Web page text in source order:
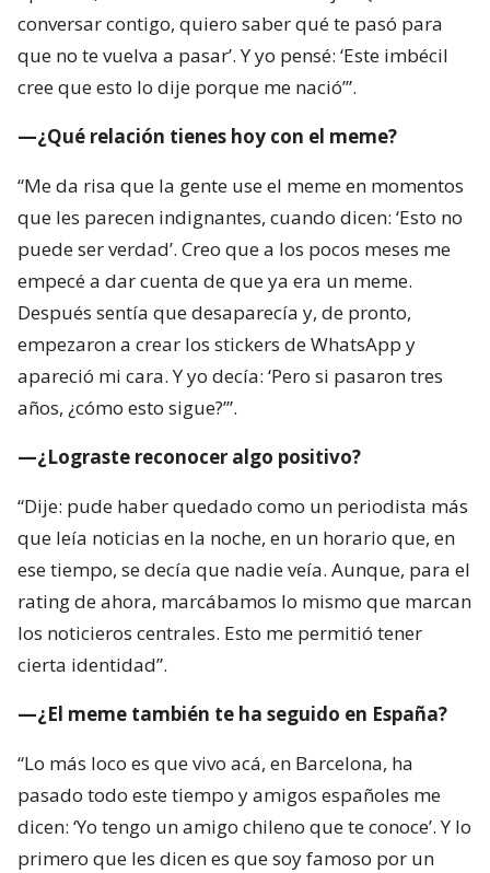
conversar contigo, quiero saber qué te pasó para
que no te vuelva a pasar’. Y yo pensé: ‘Este imbécil
cree que esto lo dije porque me nació’”.
—¿Qué relación tienes hoy con el meme?
“Me da risa que la gente use el meme en momentos
que les parecen indignantes, cuando dicen: ‘Esto no
puede ser verdad’. Creo que a los pocos meses me
empecé a dar cuenta de que ya era un meme.
Después sentía que desaparecía y, de pronto,
empezaron a crear los stickers de WhatsApp y
apareció mi cara. Y yo decía: ‘Pero si pasaron tres
años, ¿cómo esto sigue?’”.
—¿Lograste reconocer algo positivo?
“Dije: pude haber quedado como un periodista más
que leía noticias en la noche, en un horario que, en
ese tiempo, se decía que nadie veía. Aunque, para el
rating de ahora, marcábamos lo mismo que marcan
los noticieros centrales. Esto me permitió tener
cierta identidad”.
—¿El meme también te ha seguido en España?
“Lo más loco es que vivo acá, en Barcelona, ha
pasado todo este tiempo y amigos españoles me
dicen: ‘Yo tengo un amigo chileno que te conoce’. Y lo
primero que les dicen es que soy famoso por un